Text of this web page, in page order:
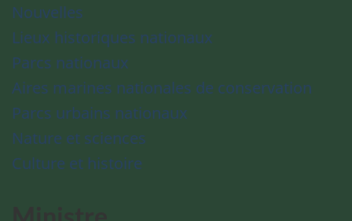
Nouvelles
Lieux historiques nationaux
Parcs nationaux
Aires marines nationales de conservation
Parcs urbains nationaux
Nature et sciences
Culture et histoire